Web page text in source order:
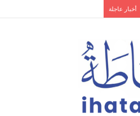
أخبار عاجلة